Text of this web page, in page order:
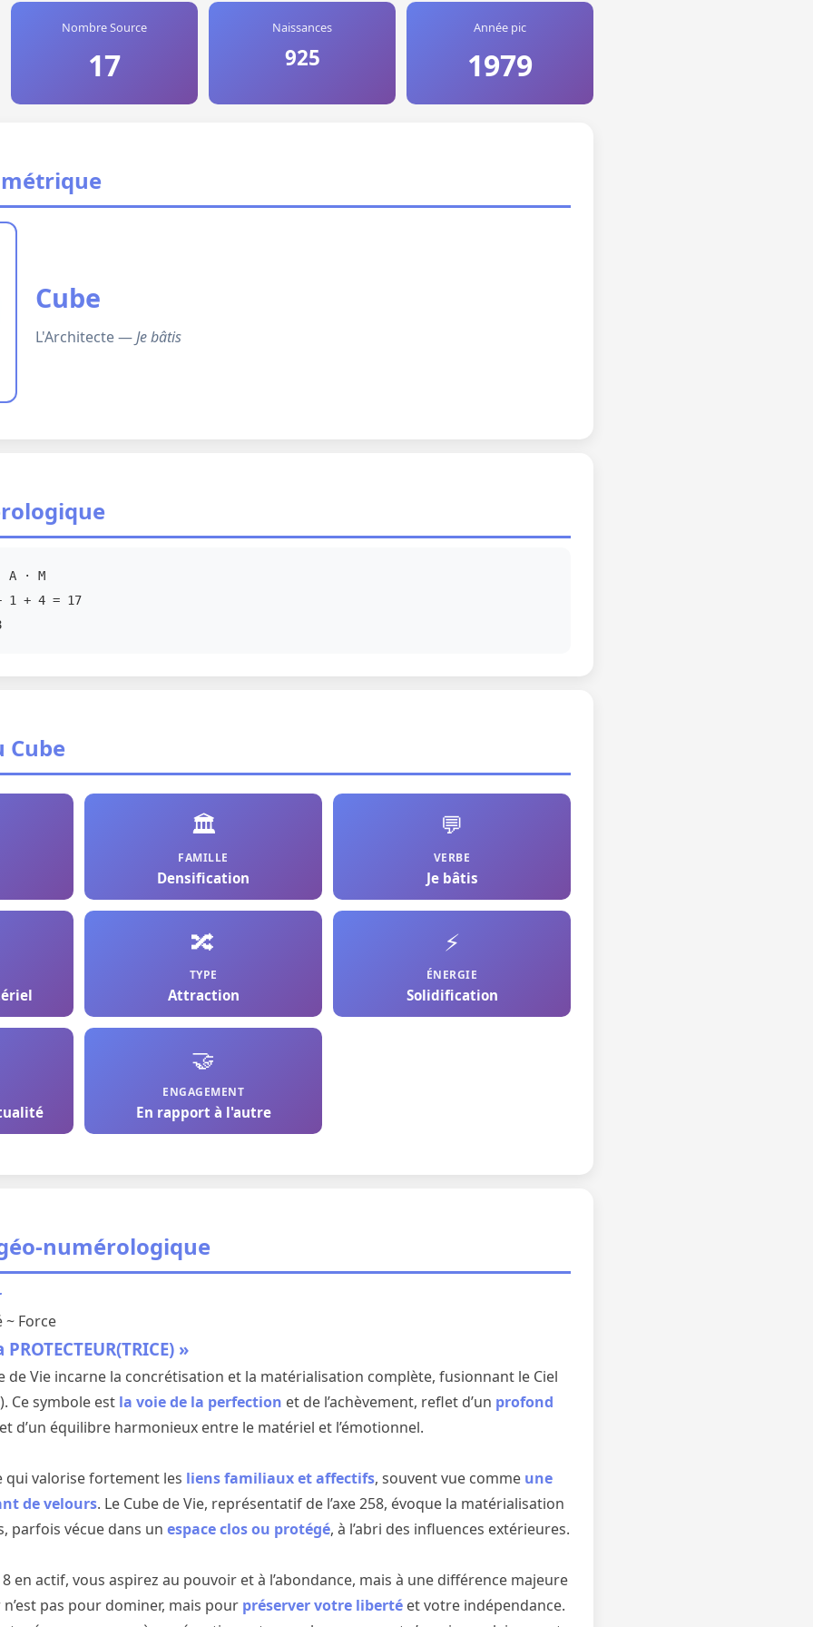
Nombre Source
17
Naissances
925
Année pic
1979
Cube
L'Architecte —Je bâtis
· M
+ 4 = 17
Cube
🏛️
FAMILLE
Densification
💬
VERBE
Je bâtis
🔀
TYPE
Attraction
⚡
ÉNERGIE
Solidification
🤝
ENGAGEMENT
En rapport à l'autre
numérologique
~ Force
»
de Vie incarne la concrétisation et la matérialisation complète, fusionnant le Ciel
Ce symbole est la voie de la perfection et de l’achèvement, reflet d’un profond
d’un équilibre harmonieux entre le matériel et l’émotionnel.
qui valorise fortement les liens familiaux et affectifs, souvent vue comme une
de velours. Le Cube de Vie, représentatif de l’axe 258, évoque la matérialisation
parfois vécue dans un espace clos ou protégé, à l’abri des influences extérieures.
en actif, vous aspirez au pouvoir et à l’abondance, mais à une différence majeure
pas pour dominer, mais pour préserver votre liberté et votre indépendance.